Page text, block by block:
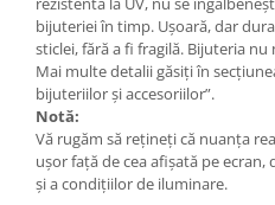
Accesorii
Produse personalizate
Produse zero waste
Săculeț de depozitare pentru
Ambalaj cu ceară de albine
alimente
bijuteriei în timp. Ușoară, dar
sticlei, fără a fi fragilă. Bijuteria
Mai multe detalii găsiți în
bijuteriilor și accesoriilor”.
Notă:
Vă rugăm să rețineți că nuanța
ușor față de cea afișată pe
și a condițiilor de iluminare.